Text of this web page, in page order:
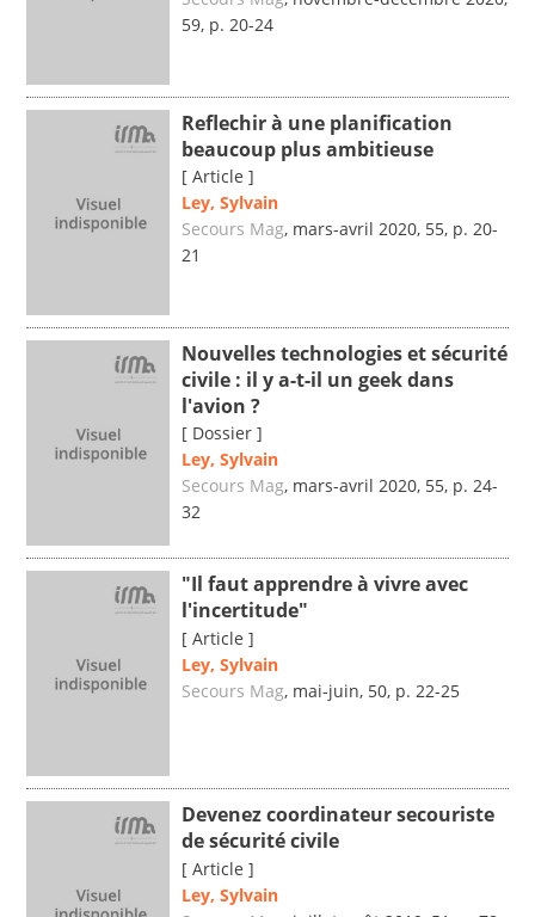
59, p. 20-24
Reflechir à une planification
beaucoup plus ambitieuse
[ Article ]
Ley, Sylvain
Secours Mag, mars-avril 2020, 55, p. 20-
21
Nouvelles technologies et sécurité
civile : il y a-t-il un geek dans
l'avion ?
[ Dossier ]
Ley, Sylvain
Secours Mag, mars-avril 2020, 55, p. 24-
32
"Il faut apprendre à vivre avec
l'incertitude"
[ Article ]
Ley, Sylvain
Secours Mag, mai-juin, 50, p. 22-25
Devenez coordinateur secouriste
de sécurité civile
[ Article ]
Ley, Sylvain